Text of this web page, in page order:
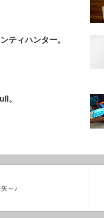
ティハンター。
。
～♪